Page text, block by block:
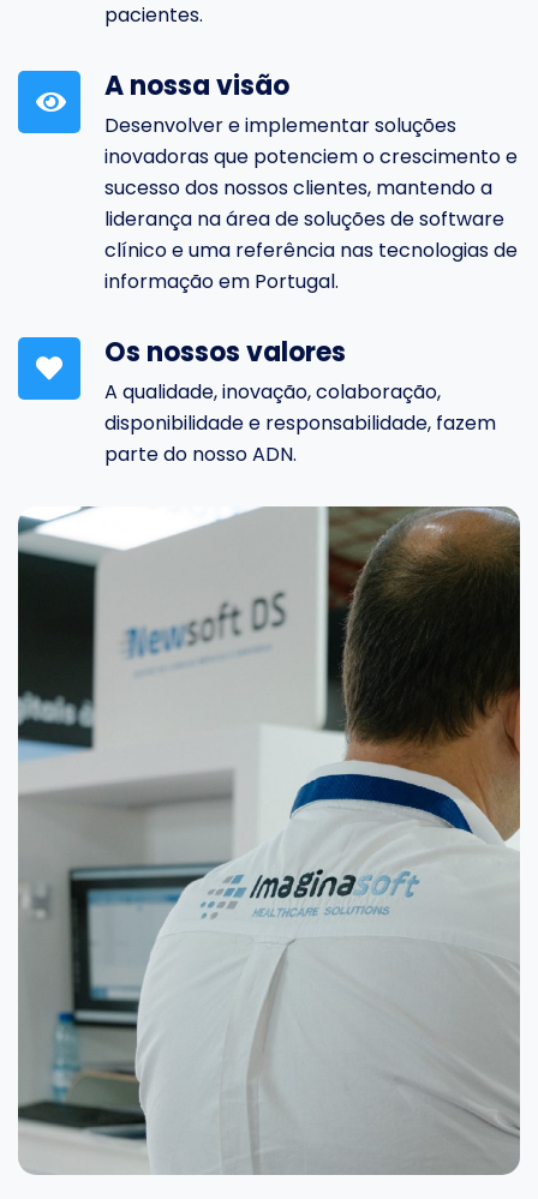
pacientes.
A nossa visão
Desenvolver e implementar soluções
inovadoras que potenciem o crescimento e
sucesso dos nossos clientes, mantendo a
liderança na área de soluções de software
clínico e uma referência nas tecnologias de
informação em Portugal.
Os nossos valores
A qualidade, inovação, colaboração,
disponibilidade e responsabilidade, fazem
parte do nosso ADN.